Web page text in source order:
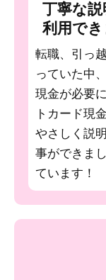
丁寧な
利用でき
転職、引っ
っていた中
現金が必要
トカード現
やさしく説
事ができま
ています！